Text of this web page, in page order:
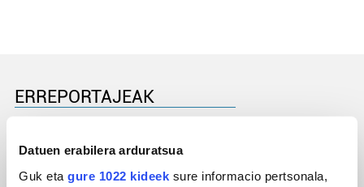
Datuen erabilera arduratsua
Guk eta gure 1022 kideek sure informacio pertsonala,
ERREPORTAJEAK